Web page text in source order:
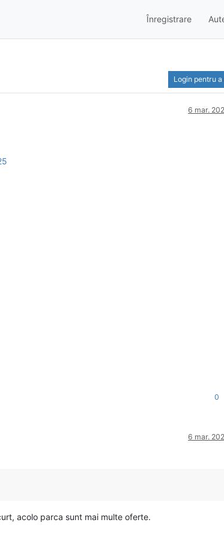
Înregistrare
Login pentru
6 mar.
0
6 mar.
acolo parca sunt mai multe oferte.